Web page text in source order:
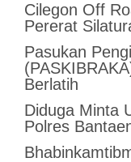
Cilegon Off
Pererat
Pasukan
Berlatih
Diduga Minta
Polres